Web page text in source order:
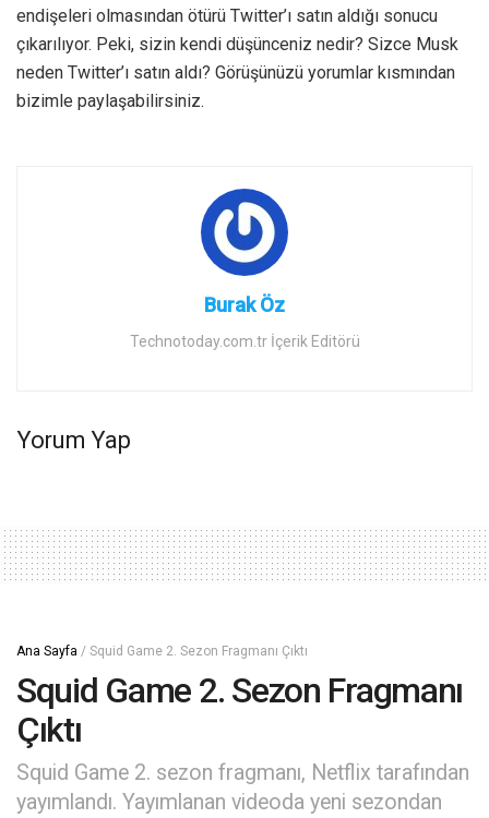
endişeleri olmasından ötürü Twitter’ı satın aldığı sonucu
çıkarılıyor. Peki, sizin kendi düşünceniz nedir? Sizce Musk
neden Twitter’ı satın aldı? Görüşünüzü yorumlar kısmından
bizimle paylaşabilirsiniz.
Burak Öz
Technotoday.com.tr İçerik Editörü
Yorum Yap
Ana Sayfa / Squid Game 2. Sezon Fragmanı Çıktı
Squid Game 2. Sezon Fragmanı
Çıktı
Squid Game 2. sezon fragmanı, Netflix tarafından
yayımlandı. Yayımlanan videoda yeni sezondan